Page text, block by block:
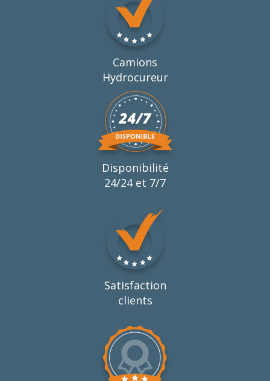
Camions
Hydrocureur
Disponibilité
24/24 et 7/7
Satisfaction
clients